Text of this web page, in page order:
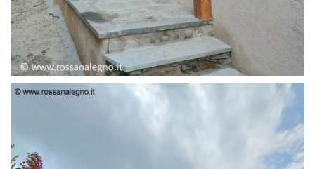
PENSILINA ENTRATA